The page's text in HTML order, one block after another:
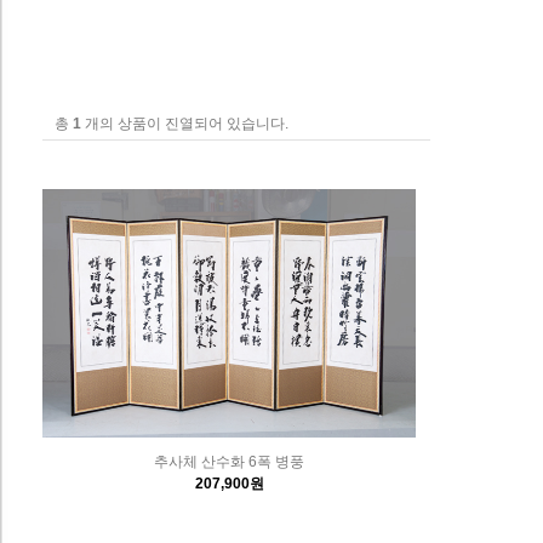
총 1 개의 상품이 진열되어 있습니다.
추사체 산수화 6폭 병풍
207,900원